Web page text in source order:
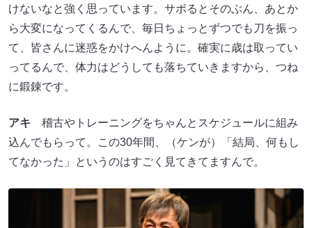
けないなと強く思っています。サボるとそのぶん、あとか
ら大変になってくるんで、毎日ちょっとずつでも刀を振っ
て、皆さんに迷惑をかけへんように。確実に歳は取ってい
ってるんで、体力はどうしても落ちていきますから、つね
に鍛錬です。
アキ 稽古やトレーニングをちゃんとスケジュールに組み
込んでもらって。この30年間、（ケンが）「結局、何もし
てなかった」というのはすごく見てきてますんで。